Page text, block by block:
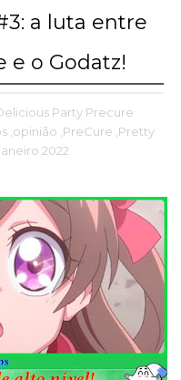
a luta entre
e o Godatz!
Party Precure
,opinião ,PreCure ,Pretty
2022